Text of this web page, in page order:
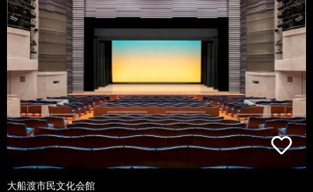
大船渡市民文化会館